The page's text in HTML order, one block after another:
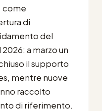
come
di
del
a marzo un
il supporto
mentre nuove
raccolto
di riferimento.